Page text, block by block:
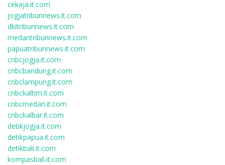
cekaja.it.com
jogjatribunnews.it.com
dkitribunnews.it.com
medantribunnews.it.com
papuatribunnews.it.com
cnbcjogja.it.com
cnbcbandung.it.com
cnbclampung.it.com
cnbckaltim.it.com
cnbcmedan.it.com
cnbckalbar.it.com
detikjogja.it.com
detikpapua.it.com
detikbali.it.com
kompasbali.it.com